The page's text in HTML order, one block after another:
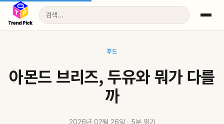
푸드
아몬드 브리즈, 두유와 뭐가 다를
까
2026년 02월 26일 · 5분 읽기